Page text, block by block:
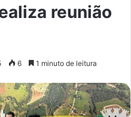
reunião
6 1 minuto de leitura